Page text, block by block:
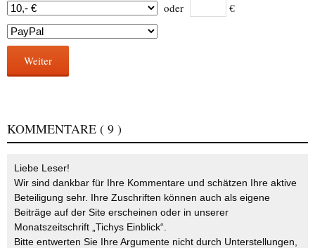
oder €
Weiter
KOMMENTARE ( 9 )
Liebe Leser!
Wir sind dankbar für Ihre Kommentare und schätzen Ihre aktive
Beteiligung sehr. Ihre Zuschriften können auch als eigene
Beiträge auf der Site erscheinen oder in unserer
Monatszeitschrift „Tichys Einblick“.
Bitte entwerten Sie Ihre Argumente nicht durch Unterstellungen,